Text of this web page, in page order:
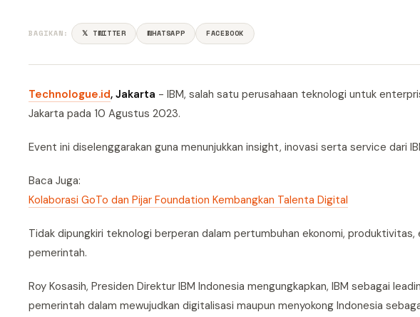
BAGIKAN: 𝕏 TWITTER WHATSAPP FACEBOOK
Technologue.id, Jakarta - IBM, salah satu perusahaan teknologi untuk
Jakarta pada 10 Agustus 2023.
Event ini diselenggarakan guna menunjukkan insight, inovasi serta service dari
Baca Juga:
Kolaborasi GoTo dan Pijar Foundation Kembangkan Talenta Digital
Tidak dipungkiri teknologi berperan dalam pertumbuhan ekonomi,
pemerintah.
Roy Kosasih, Presiden Direktur IBM Indonesia mengungkapkan, IBM sebagai
pemerintah dalam mewujudkan digitalisasi maupun menyokong Indonesia